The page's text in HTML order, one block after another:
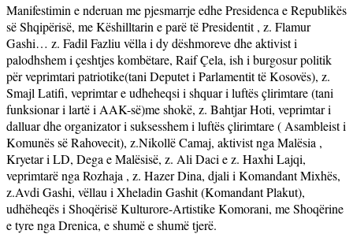
Manifestimin e nderuan me pjesmarrje edhe Presidenca e Republikës
së Shqipërisë, me Këshilltarin e parë të Presidentit , z. Flamur
Gashi… z. Fadil Fazliu vëlla i dy dëshmoreve dhe aktivist i
palodhshem i çeshtjes kombëtare, Raif Çela, ish i burgosur politik
për veprimtari patriotike(tani Deputet i Parlamentit të Kosovës), z.
Smajl Latifi, veprimtar e udheheqsi i shquar i luftës çlirimtare (tani
funksionar i lartë i AAK-së)me shokë, z. Bahtjar Hoti, veprimtar i
dalluar dhe organizator i suksesshem i luftës çlirimtare ( Asambleist i
Komunës së Rahovecit), z.Nikollë Camaj, aktivist nga Malësia ,
Kryetar i LD, Dega e Malësisë, z. Ali Daci e z. Haxhi Lajqi,
veprimtarë nga Rozhaja , z. Hazer Dina, djali i Komandant Mixhës,
z.Avdi Gashi, vëllau i Xheladin Gashit (Komandant Plakut),
udhëheqës i Shoqërisë Kulturore-Artistike Komorani, me Shoqërine
e tyre nga Drenica, e shumë e shumë tjerë.